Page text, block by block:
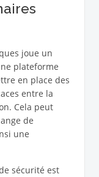
joue un
plateforme
en place des
entre la
Cela peut
de
une
sécurité est